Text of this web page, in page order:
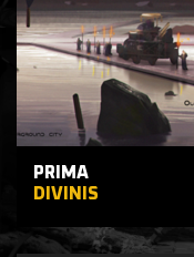
PRIMA
DIVINIS